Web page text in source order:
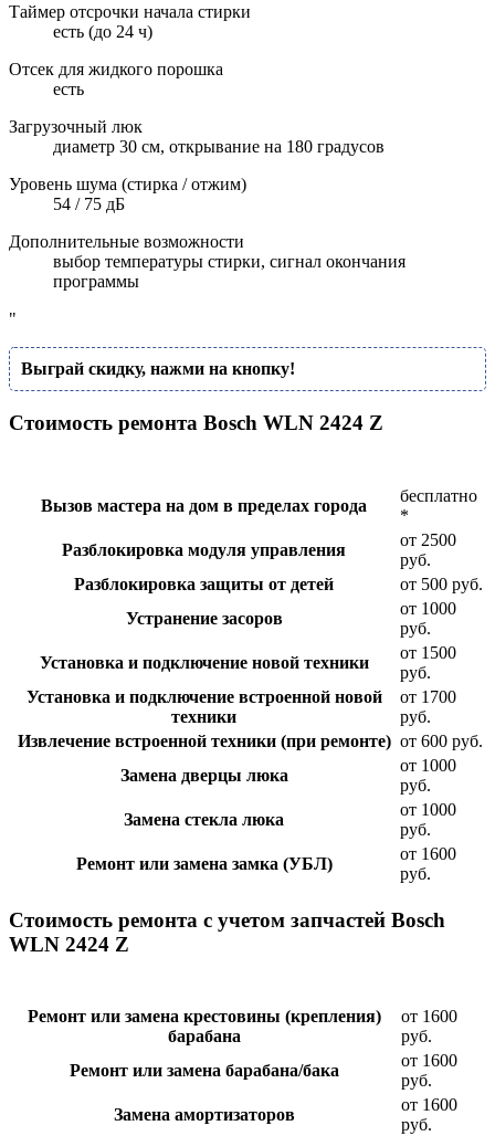
Таймер отсрочки начала стирки
есть (до 24 ч)
Отсек для жидкого порошка
есть
Загрузочный люк
диаметр 30 см, открывание на 180 градусов
Уровень шума (стирка / отжим)
54 / 75 дБ
Дополнительные возможности
выбор температуры стирки, сигнал окончания
программы
"
Выграй скидку, нажми на кнопку!
Стоимость ремонта Bosch WLN 2424 Z
Вызов мастера на дом в пределах города
бесплатно
*
Разблокировка модуля управления
от 2500
руб.
Разблокировка защиты от детей
от 500 руб.
Устранение засоров
от 1000
руб.
Установка и подключение новой техники
от 1500
руб.
Установка и подключение встроенной новой
техники
от 1700
руб.
Извлечение встроенной техники (при ремонте) от 600 руб.
Замена дверцы люка
от 1000
руб.
Замена стекла люка
от 1000
руб.
Ремонт или замена замка (УБЛ)
от 1600
руб.
Стоимость ремонта с учетом запчастей Bosch
WLN 2424 Z
Ремонт или замена крестовины (крепления)
барабана
от 1600
руб.
Ремонт или замена барабана/бака
от 1600
руб.
Замена амортизаторов
от 1600
руб.